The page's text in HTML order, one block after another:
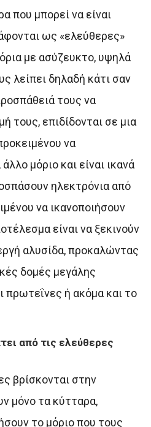
που μπορεί να είναι
ως «ελεύθερες»
με ασύζευκτο, υψηλά
λείπει δηλαδή κάτι σαν
τους να
τους, επιδίδονται σε μια
να
μόριο και είναι ικανά
ηλεκτρόνια από
να ικανοποιήσουν
είναι να ξεκινούν
αλυσίδα, προκαλώντας
δομές μεγάλης
πρωτεΐνες ή ακόμα και το
από τις ελεύθερες
βρίσκονται στην
μόνο τα κύτταρα,
το μόριο που τους